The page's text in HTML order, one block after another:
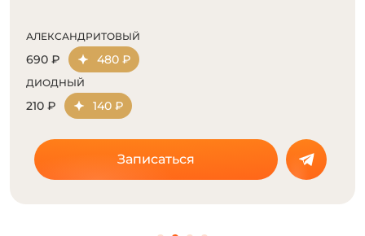
АЛЕКСАНДРИТОВЫЙ
990 ₽ 690 ₽
ДИОДНЫЙ
590 ₽ 410 ₽
Записаться